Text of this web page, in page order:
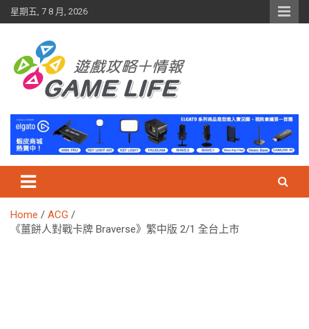
Skip
to
星期五, 7 8 月, 2026
Home
ACG
《薑餅人對戰卡牌 Braverse》繁中版 2/1 全台上市